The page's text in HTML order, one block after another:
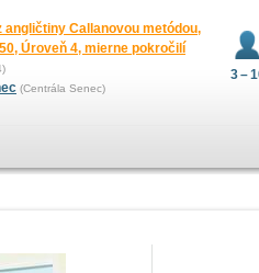
angličtiny Callanovou metódou,
Úroveň 4, mierne pokročilí
(Centrála Senec)
3 –